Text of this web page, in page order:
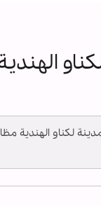
لكناو